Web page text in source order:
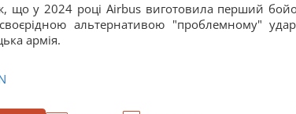
що у 2024 році Airbus виготовила перший
альтернативою "проблемному"
армія.